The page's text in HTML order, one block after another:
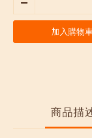
加入購物
商品描